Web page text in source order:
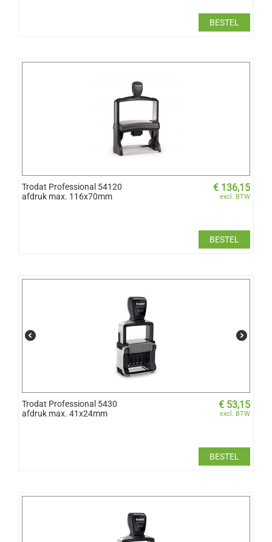
BESTEL
Trodat Professional 54120
afdruk max. 116x70mm
€ 136,15
excl. BTW
BESTEL
Trodat Professional 5430
afdruk max. 41x24mm
€ 53,15
excl. BTW
BESTEL